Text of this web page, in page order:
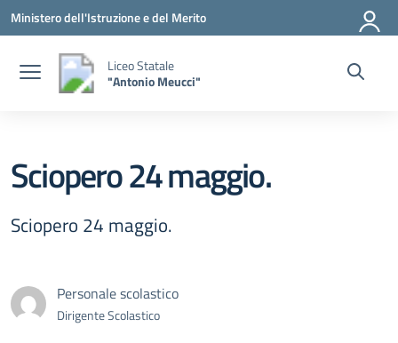
Vai ai contenuti
Vai al menu di navigazione
Vai al footer
Ministero dell'Istruzione e del Merito
Liceo Statale
"Antonio Meucci"
Sciopero 24 maggio.
Sciopero 24 maggio.
Personale scolastico
Dirigente Scolastico